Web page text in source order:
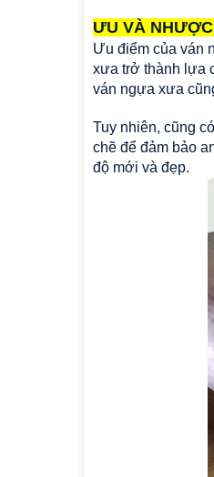
ƯU VÀ
Ưu điểm của ván
xưa trở thành lựa
ván ngựa xưa
Tuy nhiên, cũng có
chẽ để đảm bảo
độ mới và đẹp.